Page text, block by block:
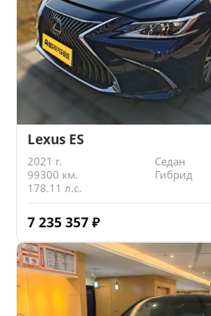
Lexus ES
2021 г.
Седан
99300 км.
Гибрид
178.11 л.с.
7 235 357 ₽